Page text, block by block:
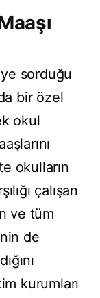
sorduğu
bir özel
okul
okulların
çalışan
ve tüm
de
kurumları